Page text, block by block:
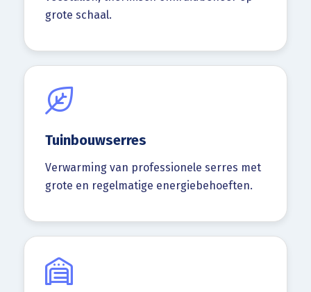
grote schaal.
Tuinbouwserres
Verwarming van professionele serres met
grote en regelmatige energiebehoeften.